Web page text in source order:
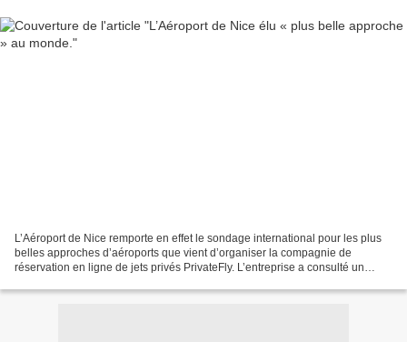
L’Aéroport de Nice remporte en effet le sondage international pour les plus
belles approches d’aéroports que vient d’organiser la compagnie de
réservation en ligne de jets privés PrivateFly. L’entreprise a consulté un